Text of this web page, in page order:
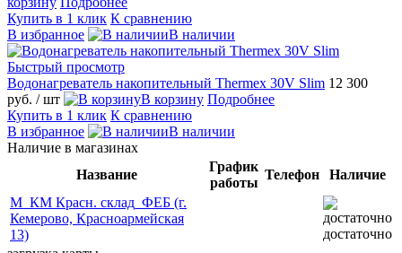
Купить в 1 клик К сравнению
В избранное
В наличии
Быстрый просмотр
Водонагреватель накопительный Thermex 30V Slim 12 300
руб. / шт В корзину Подробнее
Купить в 1 клик К сравнению
В избранное
В наличии
Наличие в магазинах
Название
График
работы
Телефон
Наличие
М_КМ Красн. склад_ФЕБ (г.
Кемерово, Красноармейская
13)
достаточно